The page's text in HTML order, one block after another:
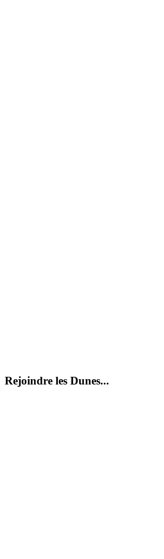
Rejoindre les Dunes...